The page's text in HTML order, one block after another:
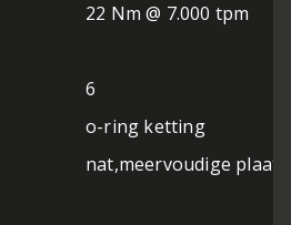
22 Nm @ 7.000 tpm
6
o-ring ketting
nat,meervoudige plaat,